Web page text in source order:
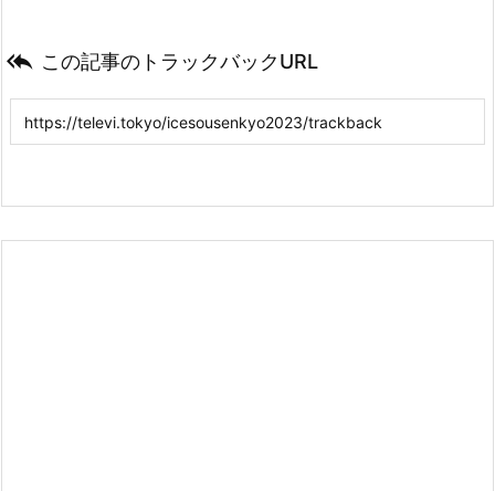
 この記事のトラックバックURL